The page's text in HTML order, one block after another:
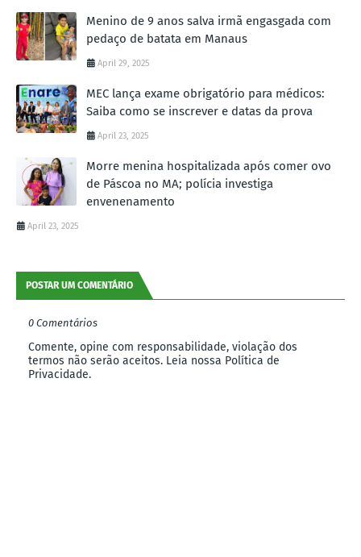
Menino de 9 anos salva irmã engasgada com
pedaço de batata em Manaus
April 29, 2025
MEC lança exame obrigatório para médicos:
Saiba como se inscrever e datas da prova
April 23, 2025
Morre menina hospitalizada após comer ovo
de Páscoa no MA; polícia investiga
envenenamento
April 23, 2025
POSTAR UM COMENTÁRIO
0 Comentários
Comente, opine com responsabilidade, violação dos
termos não serão aceitos. Leia nossa Política de
Privacidade.